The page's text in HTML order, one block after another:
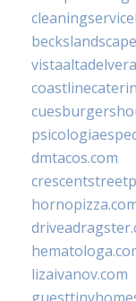
dmtacos.com
lizaivanov.com